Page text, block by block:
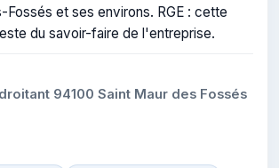
Fossés et ses environs. RGE : cette
du savoir-faire de l'entreprise.
94100 Saint Maur des Fossés